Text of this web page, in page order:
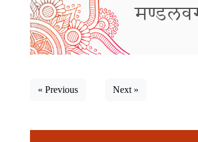
« Previous Next »